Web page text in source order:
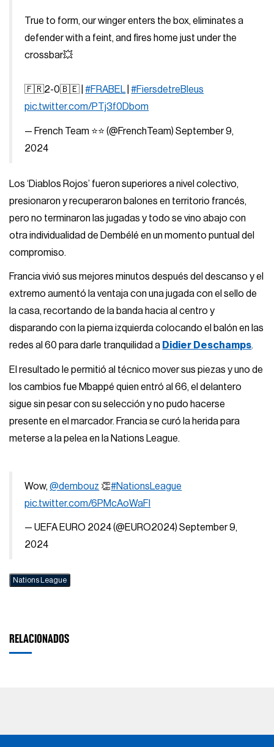
True to form, our winger enters the box, eliminates a
defender with a feint, and fires home just under the
crossbar💥
🇫🇷2-0🇧🇪 |#FRABEL|#FiersdetreBleus
pic.twitter.com/PTj3f0Dbom
— French Team ⭐⭐ (@FrenchTeam)September 9,
2024
Los ‘Diablos Rojos’ fueron superiores a nivel colectivo,
presionaron y recuperaron balones en territorio francés,
pero no terminaron las jugadas y todo se vino abajo con
otra individualidad de Dembélé en un momento puntual del
compromiso.
Francia vivió sus mejores minutos después del descanso y el
extremo aumentó la ventaja con una jugada con el sello de
la casa, recortando de la banda hacia al centro y
disparando con la pierna izquierda colocando el balón en las
redes al 60 para darle tranquilidad a Didier Deschamps.
El resultado le permitió al técnico mover sus piezas y uno de
los cambios fue Mbappé quien entró al 66, el delantero
sigue sin pesar con su selección y no pudo hacerse
presente en el marcador. Francia se curó la herida para
meterse a la pelea en la Nations League.
Wow,@dembouz 👏#NationsLeague
pic.twitter.com/6PMcAoWaFl
— UEFA EURO 2024 (@EURO2024)September 9,
2024
Nations League
RELACIONADOS